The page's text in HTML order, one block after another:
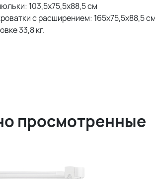
103,5х75,5х88,5 см
с расширением: 165х75,5х88,5 см
33,8 кг.
просмотренные